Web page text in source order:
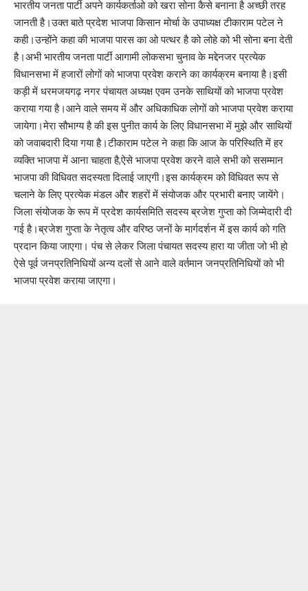
भारतीय जनता पार्टी अपने कार्यकर्ताओ को खरा सोना कैसे बनाना है अच्छी तरह
जानती है।उक्त बाते प्रदेश भाजपा किसान मोर्चा के उपाध्यक्ष टीकाराम पटेल ने
कही।उन्होंने कहा की भाजपा पारस का ओ पत्थर है को लोहे को भी सोना बना देती
है।अभी भारतीय जनता पार्टी आगामी लोकसभा चुनाव के मद्देनजर प्रत्येक
विधानसभा में हजारों लोगों को भाजपा प्रवेश कराने का कार्यक्रम बनाया है।इसी
कड़ी में धरमजयगढ़ नगर पंचायत अध्यक्ष एवम उनके साथियों को भाजपा प्रवेश
कराया गया है।आने वाले समय में और अधिकाधिक लोगों को भाजपा प्रवेश कराया
जायेगा।मेरा सौभाग्य है की इस पुनीत कार्य के लिए विधानसभा में मुझे और साथियों
को जवाबदारी दिया गया है।टीकाराम पटेल ने कहा कि आज के परिस्थिति में हर
व्यक्ति भाजपा में आना चाहता है,ऐसे भाजपा प्रवेश करने वाले सभी को ससम्मान
भाजपा की विधिवत सदस्यता दिलाई जाएगी।इस कार्यक्रम को विधिवत रूप से
चलाने के लिए प्रत्येक मंडल और शहरों में संयोजक और प्रभारी बनाए जायेंगे।
जिला संयोजक के रूप में प्रदेश कार्यसमिति सदस्य ब्रजेश गुप्ता को जिम्मेदारी दी
गई है।ब्रजेश गुप्ता के नेतृत्व और वरिष्ठ जनों के मार्गदर्शन में इस कार्य को गति
प्रदान किया जाएगा। पंच से लेकर जिला पंचायत सदस्य हारा या जीता जो भी हो
ऐसे पूर्व जनप्रतिनिधियों अन्य दलों से आने वाले वर्तमान जनप्रतिनिधियों को भी
भाजपा प्रवेश कराया जाएगा।